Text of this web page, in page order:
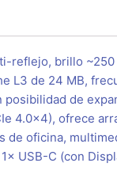
reflejo, brillo
L3 de 24 MB,
posibilidad de
4.0×4), ofrece
oficina,
USB-C (con